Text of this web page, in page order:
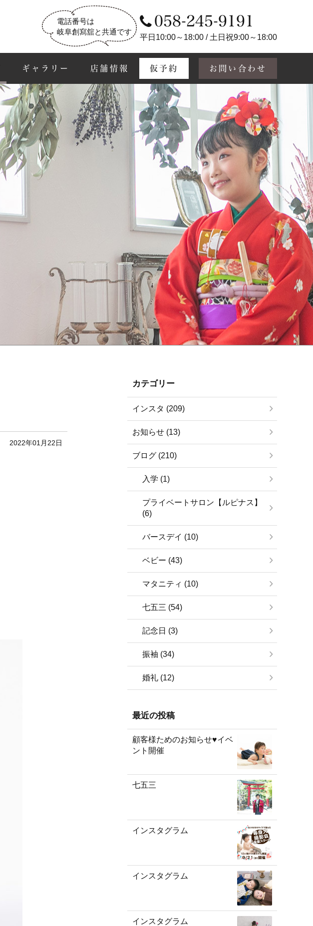
電話番号は
岐阜創寫舘と共通です
058-245-9191
平日10:00～18:00 / 土日祝9:00～18:00
ギャラリー 店舗情報 仮予約 お問い合わせ
2022年01月22日
カテゴリー
インスタ (209)
お知らせ (13)
ブログ (210)
入学 (1)
プライベートサロン【ルピナス】
(6)
バースデイ (10)
ベビー (43)
マタニティ (10)
七五三 (54)
記念日 (3)
振袖 (34)
婚礼 (12)
最近の投稿
顧客様ためのお知らせ♥イベ
ント開催
七五三
インスタグラム
インスタグラム
インスタグラム